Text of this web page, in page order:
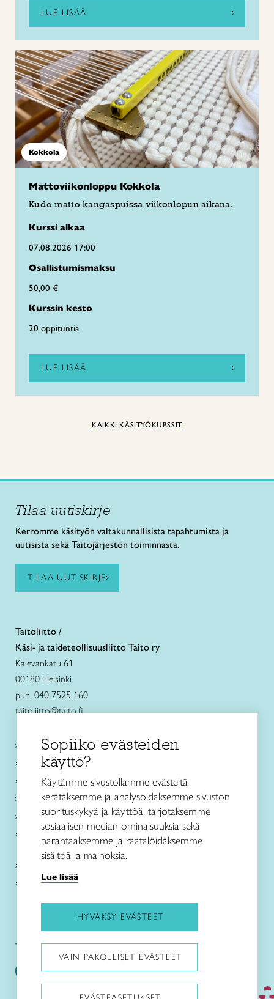
LUE LISÄÄ
Kokkola
Mattoviikonloppu Kokkola
Kudo matto kangaspuissa viikonlopun aikana.
Kurssi alkaa
07.08.2026 17:00
Osallistumismaksu
50,00 €
Kurssin kesto
20 oppituntia
LUE LISÄÄ
KAIKKI KÄSITYÖKURSSIT
Tilaa uutiskirje
Kerromme käsityön valtakunnallisista tapahtumista ja
uutisista sekä Taitojärjestön toiminnasta.
TILAA UUTISKIRJE
Taitoliitto /
Käsi- ja taideteollisuusliitto Taito ry
Kalevankatu 61
00180 Helsinki
puh. 040 7525 160
taitoliitto@taito.fi
Käsityökurssit ja koulutus
Ajankohtaista
Käsityöohjeet
Me olemme Taito
Paikallinen toiminta
Verkkokaupat
Kirjaudu Arviin
Kirjaudu Taitocampukseen
Taitoliitto: Taito-lehti:
Sopiiko evästeiden
käyttö?
Käytämme sivustollamme evästeitä
kerätäksemme ja analysoidaksemme sivuston
suorituskykyä ja käyttöä, tarjotaksemme
sosiaalisen median ominaisuuksia sekä
parantaaksemme ja räätälöidäksemme
sisältöä ja mainoksia.
Lue lisää
HYVÄKSY EVÄSTEET
VAIN PAKOLLISET EVÄSTEET